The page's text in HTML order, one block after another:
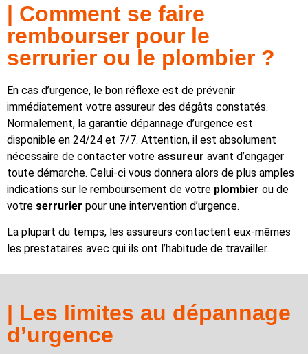
| Comment se faire
rembourser pour le
serrurier ou le plombier ?
En cas d’urgence, le bon réflexe est de prévenir
immédiatement votre assureur des dégâts constatés.
Normalement, la garantie dépannage d’urgence est
disponible en 24/24 et 7/7. Attention, il est absolument
nécessaire de contacter votre assureur avant d’engager
toute démarche. Celui-ci vous donnera alors de plus amples
indications sur le remboursement de votre plombier ou de
votre serrurier pour une intervention d’urgence.
La plupart du temps, les assureurs contactent eux-mêmes
les prestataires avec qui ils ont l’habitude de travailler.
| Les limites au dépannage
d’urgence